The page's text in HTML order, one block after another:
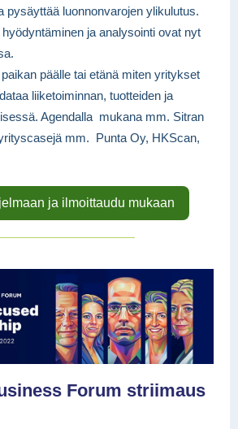
pysäyttää luonnonvarojen ylikulutus.
ja analysointi ovat nyt
päälle tai etänä miten yritykset
liiketoiminnan, tuotteiden ja
Agendalla mukana mm. Sitran
mm. Punta Oy, HKScan,
ja ilmoittaudu mukaan
Forum striimaus